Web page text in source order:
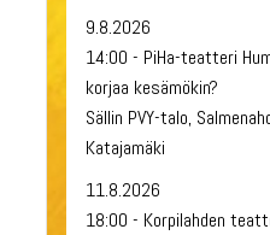
9.8.2026
14:00 - PiHa-teatteri
korjaa kesämökin?
Sällin PVY-talo,
Katajamäki
11.8.2026
18:00 - Korpilahden